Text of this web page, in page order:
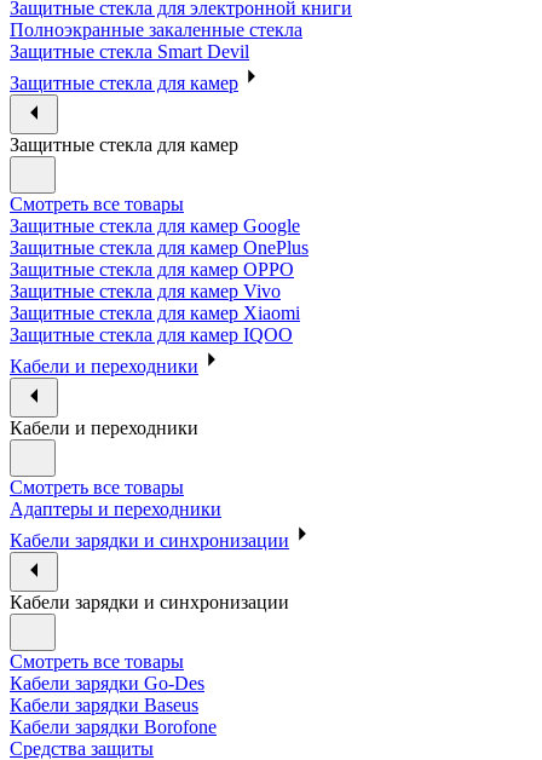
Защитные стекла для электронной книги
Полноэкранные закаленные стекла
Защитные стекла Smart Devil
Защитные стекла для камер
Защитные стекла для камер
Смотреть все товары
Защитные стекла для камер Google
Защитные стекла для камер OnePlus
Защитные стекла для камер OPPO
Защитные стекла для камер Vivo
Защитные стекла для камер Xiaomi
Защитные стекла для камер IQOO
Кабели и переходники
Кабели и переходники
Смотреть все товары
Адаптеры и переходники
Кабели зарядки и синхронизации
Кабели зарядки и синхронизации
Смотреть все товары
Кабели зарядки Go-Des
Кабели зарядки Baseus
Кабели зарядки Borofone
Средства защиты